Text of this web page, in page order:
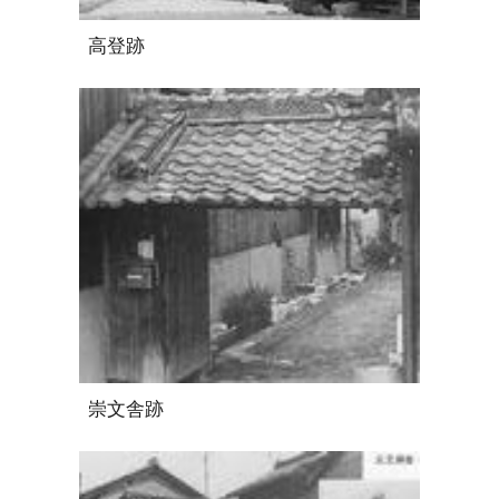
高登跡
崇文舎跡